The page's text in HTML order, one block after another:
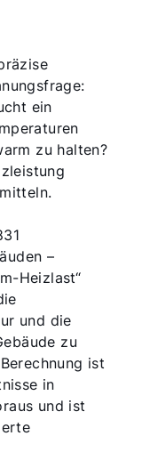
ein
zu halten?
–
Heizlast“
und die
zu
ist
in
und ist